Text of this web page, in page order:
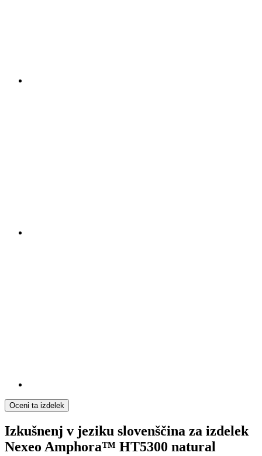
Oceni ta izdelek
Izkušnenj v jeziku slovenščina za izdelek
Nexeo Amphora™ HT5300 natural